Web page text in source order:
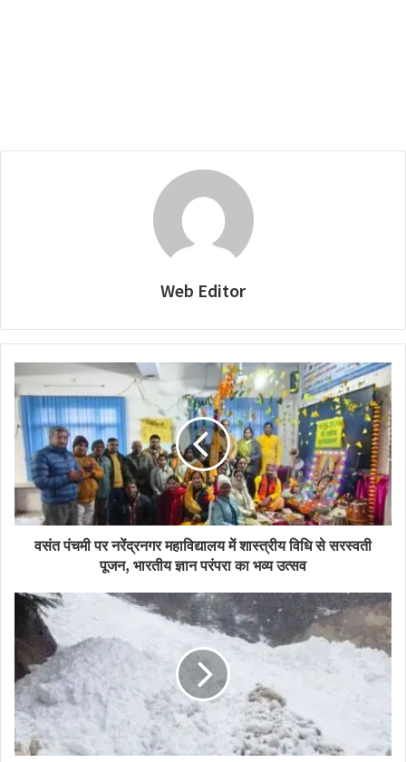
Web Editor
वसंत पंचमी पर नरेंद्रनगर महाविद्यालय में शास्त्रीय विधि से सरस्वती
पूजन, भारतीय ज्ञान परंपरा का भव्य उत्सव